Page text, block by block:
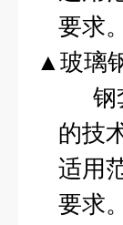
要求。
▲玻璃
钢
的技
适用
要求。